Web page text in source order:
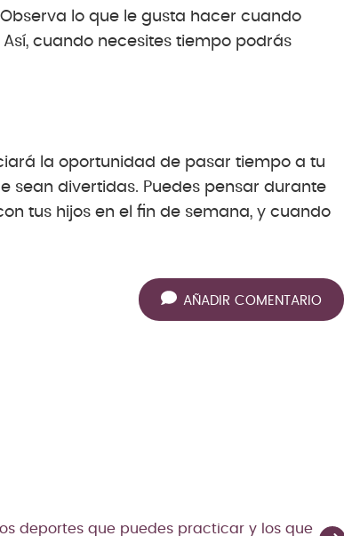
lo que le gusta hacer cuando
cuando necesites tiempo podrás
la oportunidad de pasar tiempo a tu
sean divertidas. Puedes pensar durante
tus hijos en el fin de semana, y cuando
AÑADIR COMENTARIO
deportes que puedes practicar y los que